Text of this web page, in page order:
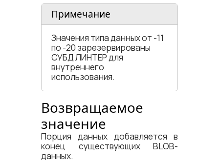
Примечание
Значения типа данных от -11
по -20 зарезервированы
СУБД ЛИНТЕР для
внутреннего
использования.
Возвращаемое
значение
Порция данных добавляется в
конец существующих BLOB-
данных.